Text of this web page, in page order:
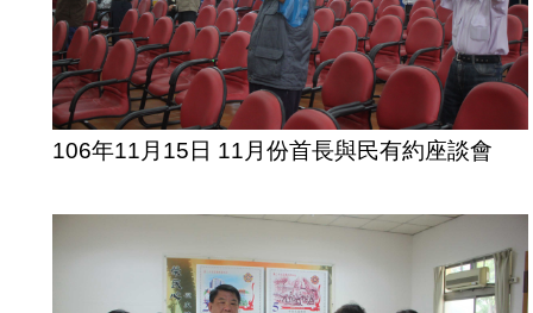
106年11月15日 11月份首長與民有約座談會